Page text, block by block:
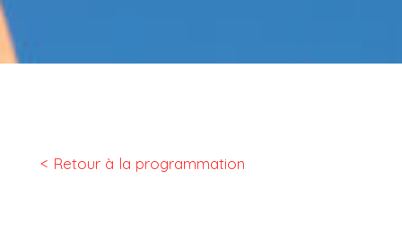
< Retour à la programmation